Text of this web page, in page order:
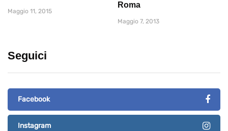
Maggio 11, 2015
Roma
Maggio 7, 2013
Seguici
Facebook
Instagram